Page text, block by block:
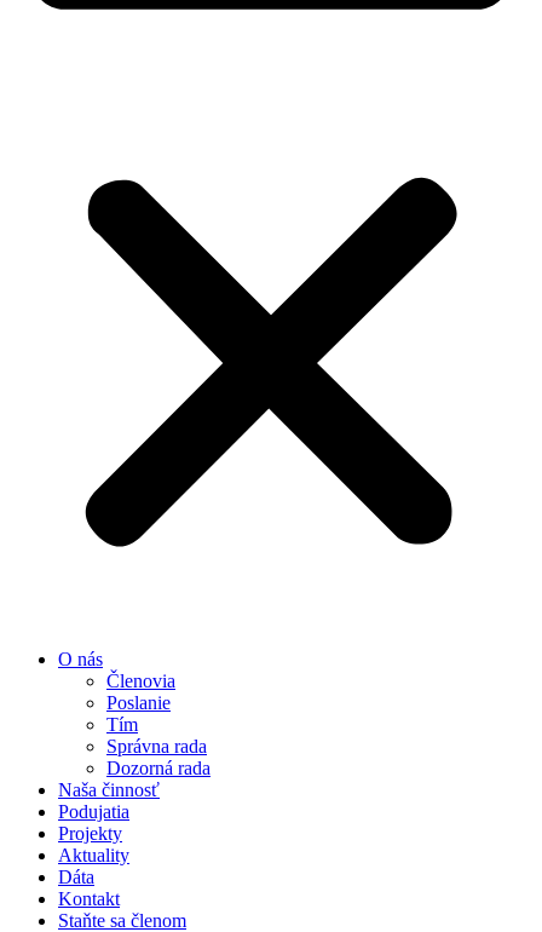
O nás
Členovia
Poslanie
Tím
Správna rada
Dozorná rada
Naša činnosť
Podujatia
Projekty
Aktuality
Dáta
Kontakt
Staňte sa členom